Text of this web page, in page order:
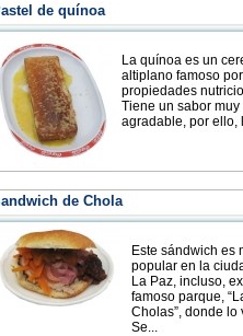
de quínoa
La quínoa es un
altiplano famoso
propiedades
Tiene un sabor muy
agradable, por ello,
de Chola
Este sándwich es
popular en la
La Paz, incluso,
famoso parque,
Cholas”, donde lo
Se...